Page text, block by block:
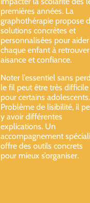
premières années. La
graphothérapie propose
solutions concrètes et
personnalisées pour aider
chaque enfant à retrouver
aisance et confiance.
Noter l’essentiel sans
le fil peut être très difficile
pour certains adolescents.
Problème de lisibilité, il
y avoir différentes
explications. Un
accompagnement
offre des outils concrets
pour mieux s’organiser.